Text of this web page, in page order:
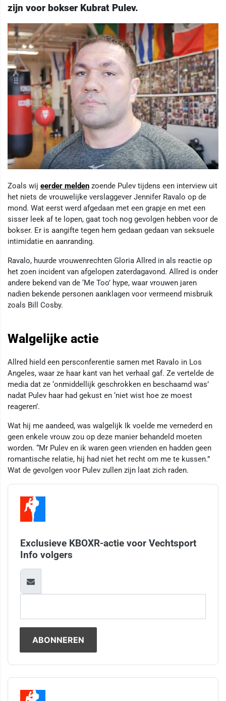
zijn voor bokser Kubrat Pulev.
Zoals wij eerder melden zoende Pulev tijdens een interview uit
het niets de vrouwelijke verslaggever Jennifer Ravalo op de
mond. Wat eerst werd afgedaan met een grapje en met een
sisser leek af te lopen, gaat toch nog gevolgen hebben voor de
bokser. Er is aangifte tegen hem gedaan gedaan van seksuele
intimidatie en aanranding.
Ravalo, huurde vrouwenrechten Gloria Allred in als reactie op
het zoen incident van afgelopen zaterdagavond. Allred is onder
andere bekend van de ‘Me Too’ hype, waar vrouwen jaren
nadien bekende personen aanklagen voor vermeend misbruik
zoals Bill Cosby.
Walgelijke actie
Allred hield een persconferentie samen met Ravalo in Los
Angeles, waar ze haar kant van het verhaal gaf. Ze vertelde de
media dat ze ‘onmiddellijk geschrokken en beschaamd was’
nadat Pulev haar had gekust en ‘niet wist hoe ze moest
reageren’.
Wat hij me aandeed, was walgelijk Ik voelde me vernederd en
geen enkele vrouw zou op deze manier behandeld moeten
worden. “Mr Pulev en ik waren geen vrienden en hadden geen
romantische relatie, hij had niet het recht om me te kussen.”
Wat de gevolgen voor Pulev zullen zijn laat zich raden.
Exclusieve KBOXR-actie voor Vechtsport
Info volgers